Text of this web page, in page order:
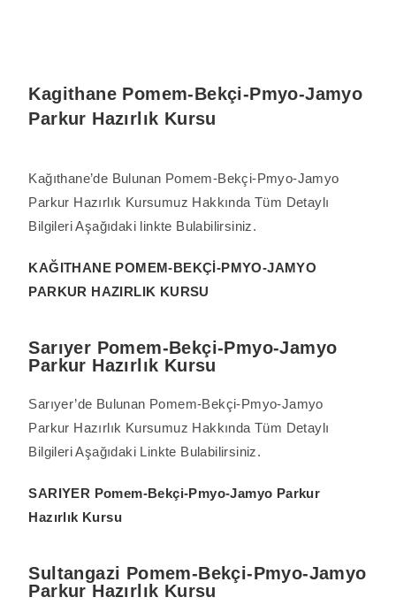
Kagithane Pomem-Bekçi-Pmyo-Jamyo
Parkur Hazırlık Kursu
Kağıthane’de Bulunan Pomem-Bekçi-Pmyo-Jamyo
Parkur Hazırlık Kursumuz Hakkında Tüm Detaylı
Bilgileri Aşağıdaki linkte Bulabilirsiniz.
KAĞITHANE POMEM-BEKÇİ-PMYO-JAMYO
PARKUR HAZIRLIK KURSU
Sarıyer Pomem-Bekçi-Pmyo-Jamyo
Parkur Hazırlık Kursu
Sarıyer’de Bulunan Pomem-Bekçi-Pmyo-Jamyo
Parkur Hazırlık Kursumuz Hakkında Tüm Detaylı
Bilgileri Aşağıdaki Linkte Bulabilirsiniz.
SARIYER Pomem-Bekçi-Pmyo-Jamyo Parkur
Hazırlık Kursu
Sultangazi Pomem-Bekçi-Pmyo-Jamyo
Parkur Hazırlık Kursu